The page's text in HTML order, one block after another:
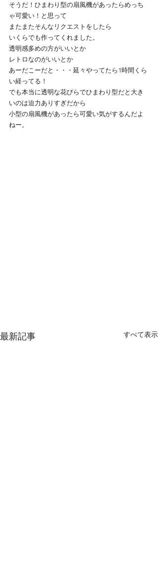
そうだ！ひまわり型の扇風機があったらめっち
ゃ可愛い！と思って
またまたそんなリクエストをしたら
いくらでも作ってくれました。
透明感多めの方がいいとか
レトロなのがいいとか
あーだこーだと・・・延々やってたら1時間くら
い経ってる！
でも本当に透明な花びらでひまわり型だと大き
いのは迫力ありすぎだから
小型の扇風機があったら可愛い気がするんだよ
ねー。
最新記事 すべて表示